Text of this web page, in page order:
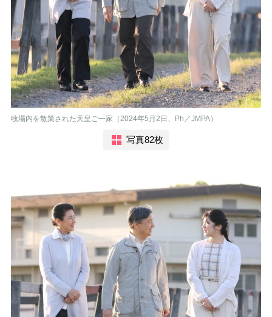
牧場内を散策された天皇ご一家（2024年5月2日、Ph／JMPA）
写真82枚